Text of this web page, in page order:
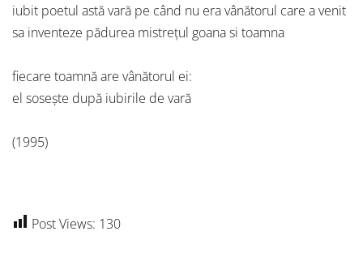
iubit poetul astă vară pe când nu era vânătorul care a venit
sa inventeze pădurea mistrețul goana si toamna
fiecare toamnă are vânătorul ei:
el sosește după iubirile de vară
(1995)
Post Views: 130